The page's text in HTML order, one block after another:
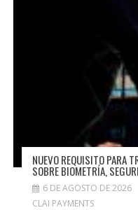
NUEVO REQUISITO PARA
SOBRE BIOMETRÍA,
6 DE AGOSTO DE 2026
CLAI PAYMENTS